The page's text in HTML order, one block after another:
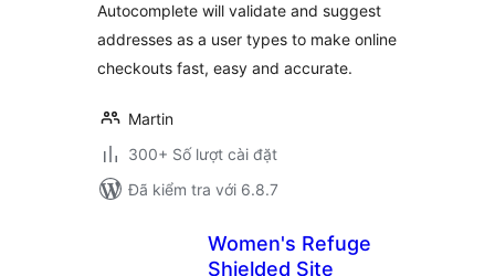
Autocomplete will validate and suggest
addresses as a user types to make online
checkouts fast, easy and accurate.
Martin
300+ Số lượt cài đặt
Đã kiểm tra với 6.8.7
Women's Refuge
Shielded Site